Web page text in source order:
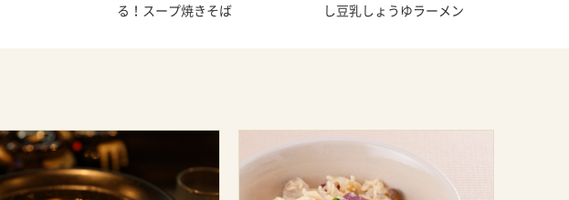
る！スープ焼きそば
し豆乳しょうゆラーメン